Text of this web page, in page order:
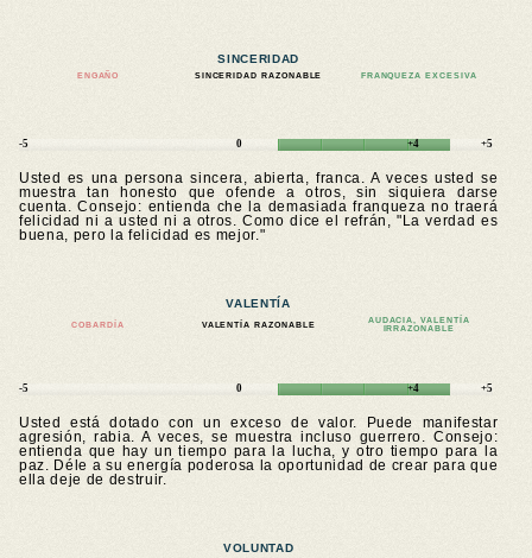
SINCERIDAD
ENGAÑO SINCERIDAD RAZONABLE FRANQUEZA EXCESIVA
-5 0 +4 +5
Usted es una persona sincera, abierta, franca. A veces usted se
muestra tan honesto que ofende a otros, sin siquiera darse
cuenta. Consejo: entienda che la demasiada franqueza no traerá
felicidad ni a usted ni a otros. Como dice el refrán, "La verdad es
buena, pero la felicidad es mejor."
VALENTÍA
COBARDÍA VALENTÍA RAZONABLE
AUDACIA, VALENTÍA
IRRAZONABLE
-5 0 +4 +5
Usted está dotado con un exceso de valor. Puede manifestar
agresión, rabia. A veces, se muestra incluso guerrero. Consejo:
entienda que hay un tiempo para la lucha, y otro tiempo para la
paz. Déle a su energía poderosa la oportunidad de crear para que
ella deje de destruir.
VOLUNTAD